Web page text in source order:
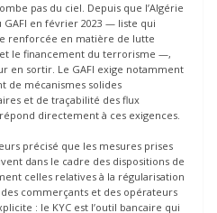
pas du ciel. Depuis que l’Algérie
en février 2023 — liste qui
renforcée en matière de lutte
le financement du terrorisme —,
en sortir. Le GAFI exige notamment
de mécanismes solides
et de traçabilité des flux
directement à ces exigences.
précisé que les mesures prises
dans le cadre des dispositions de
celles relatives à la régularisation
commerçants et des opérateurs
: le KYC est l’outil bancaire qui